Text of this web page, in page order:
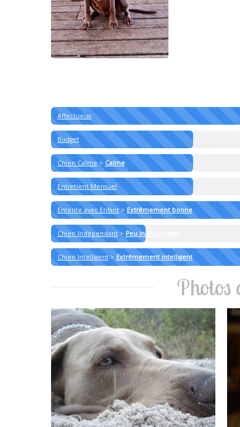
Affectueux
Budget
Chien Calme> Calme
Entretient Mensuel
Entente avec Enfant> Extrêmement bonne
Chien Indépendant> Peu indépendant
Chien Intelligent> Extrêmement intelligent